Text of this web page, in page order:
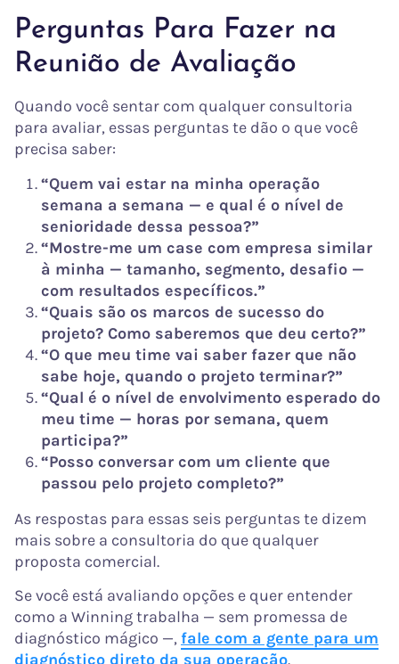
Perguntas Para Fazer na
Reunião de Avaliação
Quando você sentar com qualquer consultoria
para avaliar, essas perguntas te dão o que você
precisa saber:
“Quem vai estar na minha operação
semana a semana — e qual é o nível de
senioridade dessa pessoa?”
“Mostre-me um case com empresa similar
à minha — tamanho, segmento, desafio —
com resultados específicos.”
“Quais são os marcos de sucesso do
projeto? Como saberemos que deu certo?”
“O que meu time vai saber fazer que não
sabe hoje, quando o projeto terminar?”
“Qual é o nível de envolvimento esperado do
meu time — horas por semana, quem
participa?”
“Posso conversar com um cliente que
passou pelo projeto completo?”
As respostas para essas seis perguntas te dizem
mais sobre a consultoria do que qualquer
proposta comercial.
Se você está avaliando opções e quer entender
como a Winning trabalha — sem promessa de
diagnóstico mágico —, fale com a gente para um
diagnóstico direto da sua operação.